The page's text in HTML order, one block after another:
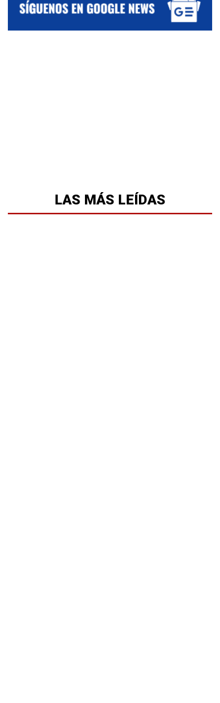
LAS MÁS LEÍDAS